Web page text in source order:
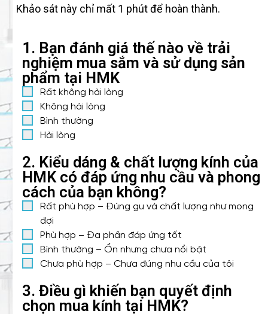
Khảo sát này chỉ mất 1 phút để hoàn thành.
1. Bạn đánh giá thế nào về trải
nghiệm mua sắm và sử dụng sản
phẩm tại HMK
Rất không hài lòng
Không hài lòng
Bình thường
Hài lòng
2. Kiểu dáng & chất lượng kính của
HMK có đáp ứng nhu cầu và phong
cách của bạn không?
Rất phù hợp – Đúng gu và chất lượng như mong
đợi
Phù hợp – Đa phần đáp ứng tốt
Bình thường – Ổn nhưng chưa nổi bật
Chưa phù hợp – Chưa đúng nhu cầu của tôi
3. Điều gì khiến bạn quyết định
chọn mua kính tại HMK?